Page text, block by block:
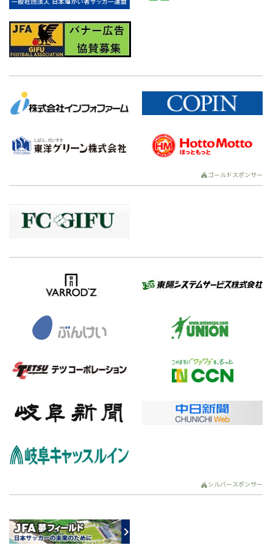
ゴールドスポンサー
シルバースポンサー